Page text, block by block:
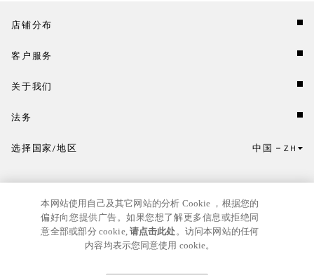
店铺分布
客户服务
关于我们
法务
点击此处选择国家/地区和语言。
选择国家/地区 中国 ZH
本网站使用自己及其它网站的分析 Cookie ，根据您的
偏好向您提供广告。如果您想了解更多信息或拒绝同
意全部或部分 cookie,请点击此处。访问本网站的任何
内容均表示您同意使用 cookie。